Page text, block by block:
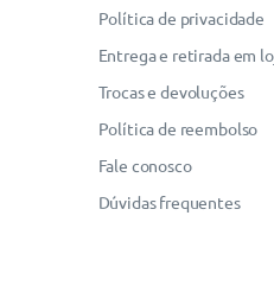
Política de privacidade
Entrega e retirada em
Trocas e devoluções
Política de reembolso
Fale conosco
Dúvidas frequentes